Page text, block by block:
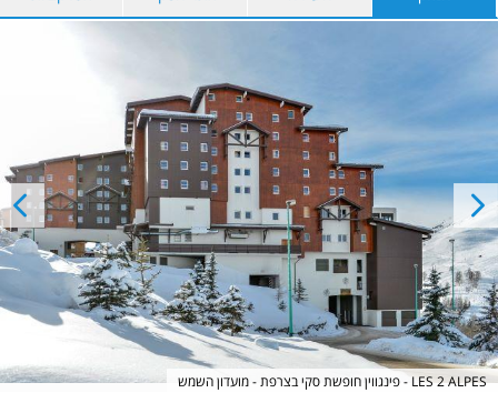
הצג תוצאות
פינגווין חופשת סקי בצרפת - מועדון השמש - LES 2 ALPES